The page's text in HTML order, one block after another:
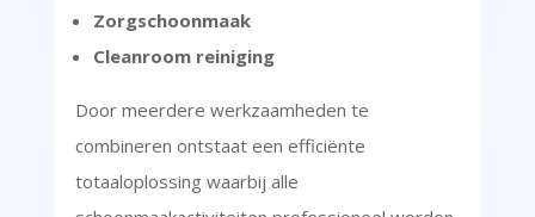
Zorgschoonmaak
Cleanroom reiniging
Door meerdere werkzaamheden te
combineren ontstaat een efficiënte
totaaloplossing waarbij alle